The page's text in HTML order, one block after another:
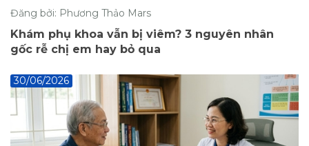
Đăng bởi: Phương Thảo Mars
Khám phụ khoa vẫn bị viêm? 3 nguyên nhân
gốc rễ chị em hay bỏ qua
30/06/2026